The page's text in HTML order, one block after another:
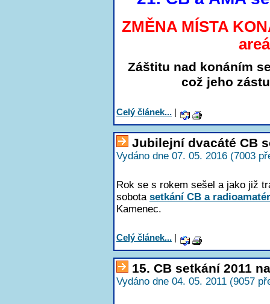
ZMĚNA MÍSTA
Záštitu nad konáním
což jeho
Celý článek... |
Jubilejní dvacáté CB
Vydáno dne 07. 05. 2016 (7003
Rok se s rokem sešel a jako již
sobota setkání CB a
Kamenec.
Celý článek... |
15. CB setkání 2011
Vydáno dne 04. 05. 2011 (9057